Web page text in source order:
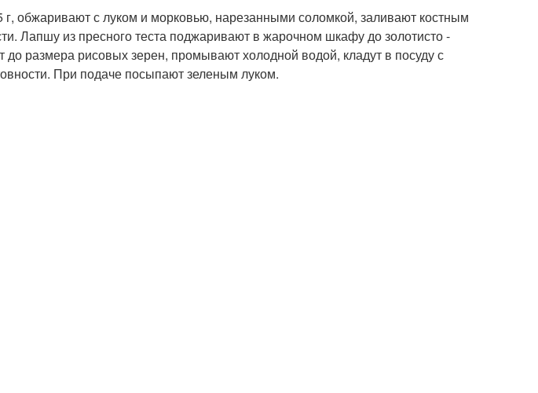
г, обжаривают с луком и морковью, нарезанными соломкой, заливают костным
Лапшу из пресного теста поджаривают в жарочном шкафу до золотисто -
до размера рисовых зерен, промывают холодной водой, кладут в посуду с
При подаче посыпают зеленым луком.